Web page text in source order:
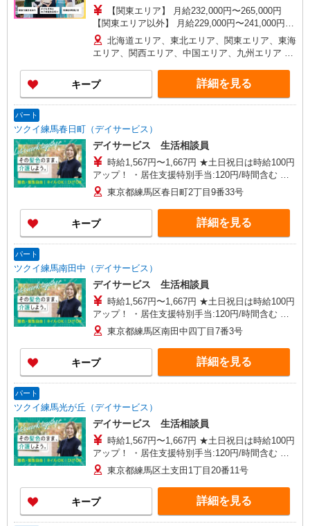
【関東エリア】 月給232,000円〜265,000円
【関東エリア以外】 月給229,000円〜241,000円
※勤務地域により異なります ※地域手当含む ※交
付金手当含む ※各種手当は待遇項目を参照 ◎キャ
リアステップ年収モデル（参考値） 一般職（平均
勤続年数5年）390万円 事業所長（平均勤続年数10
年 2〜3年で所長になる人もいます！）500万円
ブロック長（平均勤続年数13年）650万円 エリア
北海道エリア、東北エリア、関東エリア、東海
エリア、関西エリア、中国エリア、九州エリア ※
属されます。 ※Ｕ・Ｉターン歓迎！会社都合によ
る異動等はございません！
キープ 詳細を見る
パート
ツクイ練馬春日町（デイサービス）
デイサービス 生活相談員
時給1,567円〜1,667円 ★土日祝日は時給100円
アップ！ ・居住支援特別手当:120円/時間含む ※
給与幅は資格・経験等による
東京都練馬区春日町2丁目9番33号
キープ 詳細を見る
パート
ツクイ練馬南田中（デイサービス）
デイサービス 生活相談員
時給1,567円〜1,667円 ★土日祝日は時給100円
アップ！ ・居住支援特別手当:120円/時間含む ※
給与幅は資格・経験等による
東京都練馬区南田中四丁目7番3号
キープ 詳細を見る
パート
ツクイ練馬光が丘（デイサービス）
デイサービス 生活相談員
時給1,567円〜1,667円 ★土日祝日は時給100円
アップ！ ・居住支援特別手当:120円/時間含む ※
給与幅は資格・経験等による
東京都練馬区土支田1丁目20番11号
キープ 詳細を見る